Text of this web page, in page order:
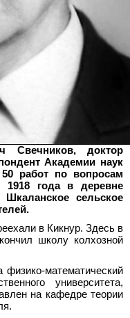
Свечников, доктор
Академии наук
работ по вопросам
1918
года в деревне
Шкаланское сельское
в Кикнур. Здесь в
школу колхозной
математический
университета,
на кафедре теории